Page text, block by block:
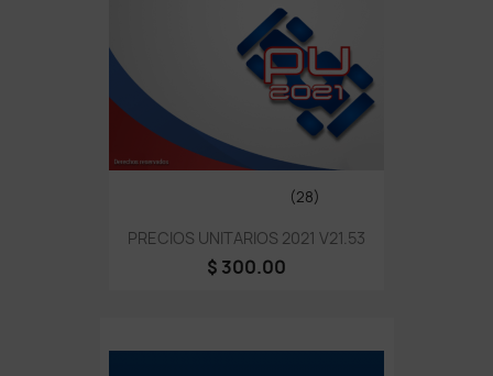
PRECIOS UNITARIOS 2021 V21.53
$ 300.00
(28)